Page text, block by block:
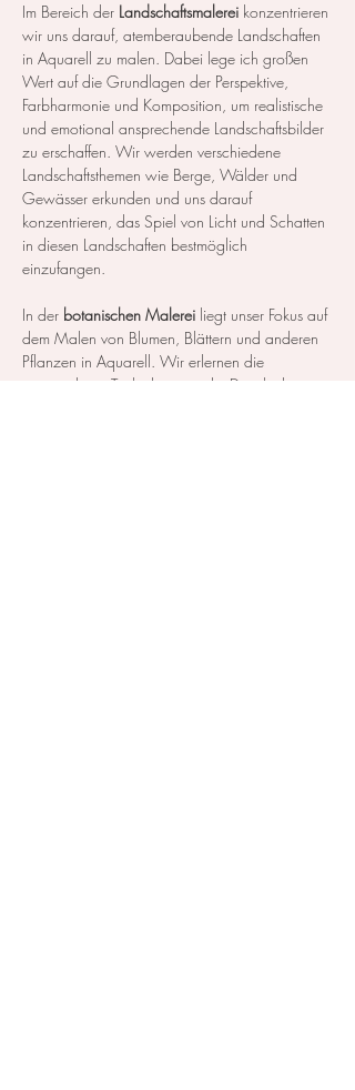
Im Bereich der Landschaftsmalerei konzentrieren
wir uns darauf, atemberaubende Landschaften
in Aquarell zu malen. Dabei lege ich großen
Wert auf die Grundlagen der Perspektive,
Farbharmonie und Komposition, um realistische
und emotional ansprechende Landschaftsbilder
zu erschaffen. Wir werden verschiedene
Landschaftsthemen wie Berge, Wälder und
Gewässer erkunden und uns darauf
konzentrieren, das Spiel von Licht und Schatten
in diesen Landschaften bestmöglich
einzufangen.
In der botanischen Malerei liegt unser Fokus auf
dem Malen von Blumen, Blättern und anderen
Pflanzen in Aquarell. Wir erlernen die
notwendigen Techniken, um die Details der